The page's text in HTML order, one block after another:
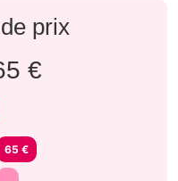
prix
€
65 €